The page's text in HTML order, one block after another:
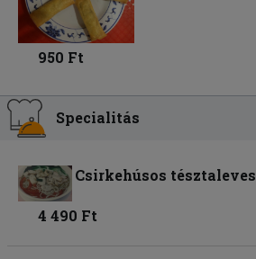
950 Ft
Specialitás
Csirkehúsos tésztaleves
4 490 Ft